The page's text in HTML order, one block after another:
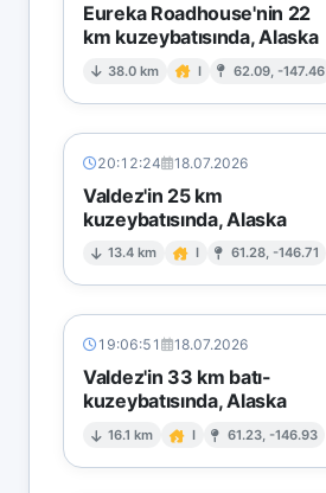
Eureka Roadhouse'nin 22
km kuzeybatısında, Alaska
38.0 km I 62.09, -147.46
20:12:24 18.07.2026
Valdez'in 25 km
kuzeybatısında, Alaska
13.4 km I 61.28, -146.71
19:06:51 18.07.2026
Valdez'in 33 km batı-
kuzeybatısında, Alaska
16.1 km I 61.23, -146.93